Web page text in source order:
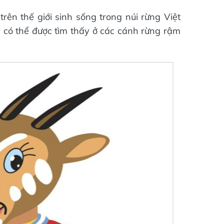
thế giới sinh sống trong núi rừng Việt
thể được tìm thấy ở các cánh rừng rậm